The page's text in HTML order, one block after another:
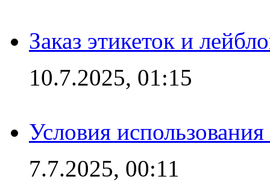
Заказ этикеток и
10.7.2025, 01:15
Условия
7.7.2025, 00:11